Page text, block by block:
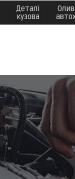
Деталі
кузова